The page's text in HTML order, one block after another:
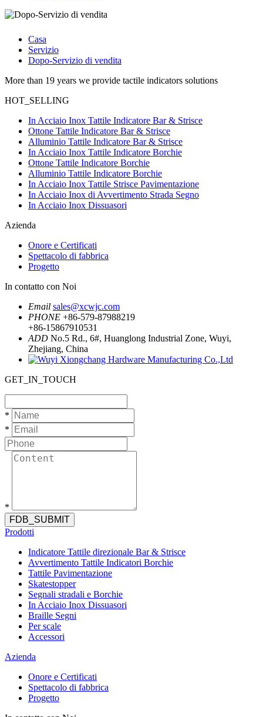
Casa
Servizio
Dopo-Servizio di vendita
More than 19 years we provide tactile indicators solutions
HOT_SELLING
In Acciaio Inox Tattile Indicatore Bar & Strisce
Ottone Tattile Indicatore Bar & Strisce
Alluminio Tattile Indicatore Bar & Strisce
In Acciaio Inox Tattile Indicatore Borchie
Ottone Tattile Indicatore Borchie
Alluminio Tattile Indicatore Borchie
In Acciaio Inox Tattile Strisce Pavimentazione
In Acciaio Inox di Avvertimento Strada Segno
In Acciaio Inox Dissuasori
Azienda
Onore e Certificati
Spettacolo di fabbrica
Progetto
In contatto con Noi
Email sales@xcwjc.com
PHONE +86-579-87988219
+86-15867910531
ADD No.5 Rd., 6#, Huanglong Industrial Zone, Wuyi,
Zhejiang, China
GET_IN_TOUCH
*
*
*
FDB_SUBMIT
Prodotti
Indicatore Tattile direzionale Bar & Strisce
Avvertimento Tattile Indicatori Borchie
Tattile Pavimentazione
Skatestopper
Segnali stradali e Borchie
In Acciaio Inox Dissuasori
Braille Segni
Per scale
Accessori
Azienda
Onore e Certificati
Spettacolo di fabbrica
Progetto